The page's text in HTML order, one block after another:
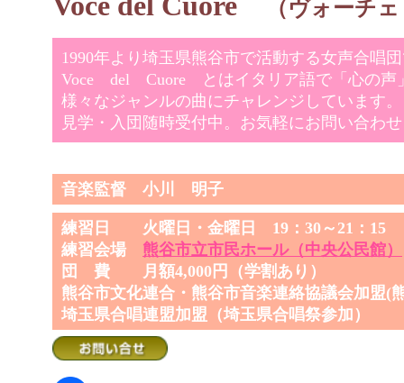
（ヴォーチ
1990年より埼玉県熊谷市で活動する女声合唱
Voce del Cuore とはイタリア語で「心の声
様々なジャンルの曲にチャレンジしています。
見学・入団随時受付中。お気軽にお問い合わ
音楽監督 小川 明子
練習日 火曜日・金曜日 19：30～21：15
練習会場 熊谷市立市民ホール（中央公民館）
団 費 月額4,000円（学割あり）
熊谷市文化連合・熊谷市音楽連絡協議会加盟(
埼玉県合唱連盟加盟（埼玉県合唱祭参加）